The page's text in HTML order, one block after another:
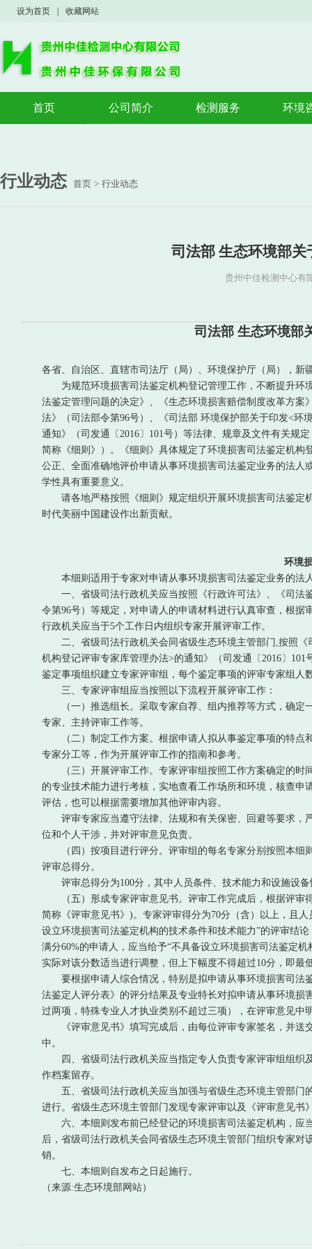
设为首页 收藏网站
首页 公司简介 检测服务 环境
行业动态 首页 > 行业动态
司法部 生态环境部
贵州中佳检测中心有
司法部 生态环境部
各省、自治区、直辖市司法厅（局）、环境保护厅（局），新
为规范环境损害司法鉴定机构登记管理工作，不断提升环
法鉴定管理问题的决定》、《生态环境损害赔偿制度改革方
法》（司法部令第96号）、《司法部 环境保护部关于印发<
通知》（司发通〔2016〕101号）等法律、规章及文件有关规
简称《细则》）。《细则》具体规定了环境损害司法鉴定机
公正、全面准确地评价申请从事环境损害司法鉴定业务的法
学性具有重要意义。
请各地严格按照《细则》规定组织开展环境损害司法鉴定
时代美丽中国建设作出新贡献。
环境
本细则适用于专家对申请从事环境损害司法鉴定业务的法
一、省级司法行政机关应当按照《行政许可法》、《司法
令第96号）等规定，对申请人的申请材料进行认真审查，根
行政机关应当于5个工作日内组织专家开展评审工作。
二、省级司法行政机关会同省级生态环境主管部门,按照《
机构登记评审专家库管理办法>的通知》（司发通〔2016〕
鉴定事项组织建立专家评审组，每个鉴定事项的评审专家组人
三、专家评审组应当按照以下流程开展评审工作：
（一）推选组长。采取专家自荐、组内推荐等方式，确定
专家、主持评审工作等。
（二）制定工作方案。根据申请人拟从事鉴定事项的特点
专家分工等，作为开展评审工作的指南和参考。
（三）开展评审工作。专家评审组按照工作方案确定的时
的专业技术能力进行考核，实地查看工作场所和环境，核查
评估，也可以根据需要增加其他评审内容。
评审专家应当遵守法律、法规和有关保密、回避等要求，
位和个人干涉，并对评审意见负责。
（四）按项目进行评分。评审组的每名专家分别按照本细
评审总得分。
评审总得分为100分，其中人员条件、技术能力和设施设备
（五）形成专家评审意见书。评审工作完成后，根据评审
简称《评审意见书》)。专家评审得分为70分（含）以上，且
设立环境损害司法鉴定机构的技术条件和技术能力”的评审结
满分60%的申请人，应当给予“不具备设立环境损害司法鉴定
实际对该分数适当进行调整，但上下幅度不得超过10分，即最
要根据申请人综合情况，特别是拟申请从事环境损害司法
法鉴定人评分表》的评分结果及专业特长对拟申请从事环境
过两项，特殊专业人才执业类别不超过三项），在评审意见中
《评审意见书》填写完成后，由每位评审专家签名，并送
中。
四、省级司法行政机关应当指定专人负责专家评审组组织
作档案留存。
五、省级司法行政机关应当加强与省级生态环境主管部门
进行。省级生态环境主管部门发现专家评审以及《评审意见
六、本细则发布前已经登记的环境损害司法鉴定机构，应
后，省级司法行政机关会同省级生态环境主管部门组织专家
销。
七、本细则自发布之日起施行。
（来源:生态环境部网站）